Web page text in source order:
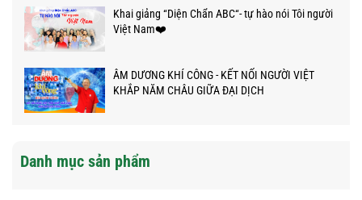
Khai giảng “Diện Chẩn ABC“- tự hào nói Tôi người
Việt Nam❤️
ÂM DƯƠNG KHÍ CÔNG - KẾT NỐI NGƯỜI VIỆT
KHẮP NĂM CHÂU GIỮA ĐẠI DỊCH
Danh mục sản phẩm